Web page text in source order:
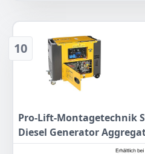
robuster Verarbeitung
sicher – dank effektiver
Überlastungsschutz und
1.24900 €
10
Pro-Lift-Montagetechnik
Diesel Generator
Notstromaggregat